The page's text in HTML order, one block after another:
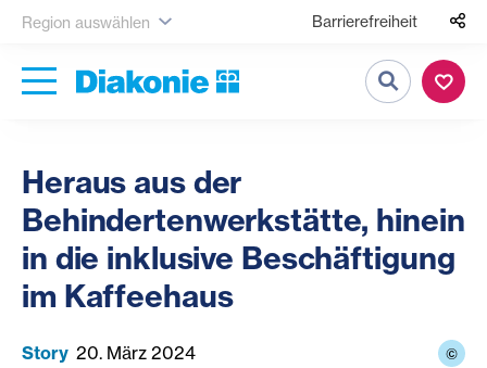
Region auswählen Barrierefreiheit
Suche
Heraus aus der
Behindertenwerkstätte, hinein
in die inklusive Beschäftigung
im Kaffeehaus
Story 20. März 2024 ©